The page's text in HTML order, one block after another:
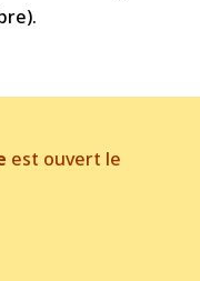
est ouvert le